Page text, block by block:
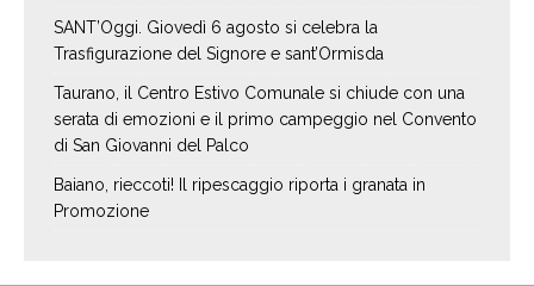
SANT’Oggi. Giovedì 6 agosto si celebra la
Trasfigurazione del Signore e sant’Ormisda
Taurano, il Centro Estivo Comunale si chiude con una
serata di emozioni e il primo campeggio nel Convento
di San Giovanni del Palco
Baiano, rieccoti! Il ripescaggio riporta i granata in
Promozione